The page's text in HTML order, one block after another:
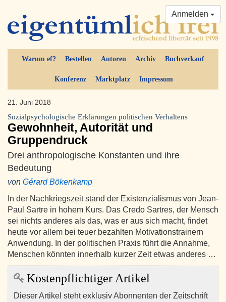
Warum ef? Bestellen Autoren Archiv Buchverkauf
Konferenz Marktplatz Impressum
Anmelden
21. Juni 2018
Sozialpsychologische Erklärungen politischen Verhaltens
Gewohnheit, Autorität und
Gruppendruck
Drei anthropologische Konstanten und ihre
Bedeutung
von Gérard Bökenkamp
In der Nachkriegszeit stand der Existenzialismus von Jean-
Paul Sartre in hohem Kurs. Das Credo Sartres, der Mensch
sei nichts anderes als das, was er aus sich macht, findet
heute vor allem bei teuer bezahlten Motivationstrainern
Anwendung. In der politischen Praxis führt die Annahme,
Menschen könnten innerhalb kurzer Zeit etwas anderes …
Kostenpflichtiger Artikel
Dieser Artikel steht exklusiv Abonnenten der Zeitschrift